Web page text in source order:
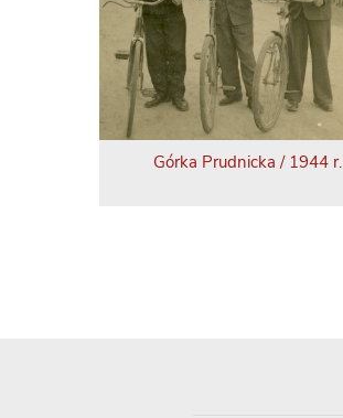
Górka Prudnicka / 1944 r.